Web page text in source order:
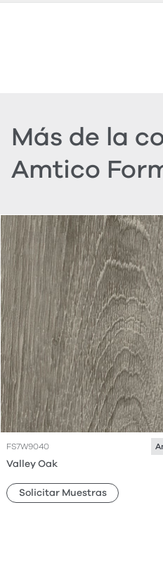
Más de la
Amtico
FS7W9040
Valley Oak
Solicitar Muestras